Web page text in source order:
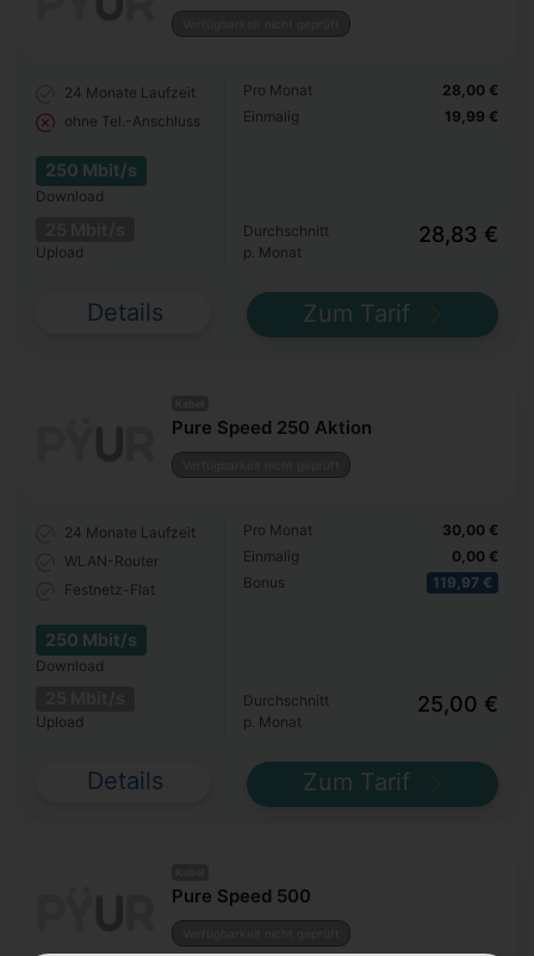
24 Monate Laufzeit
ohne Tel.-Anschluss
250 Mbit/s
Download
Upload
Pro Monat
Einmalig
28,00 €
19,99 €
Durchschnitt
p. Monat
28,83 €
Details Zum Tarif
Pure Speed 250 Aktion
24 Monate Laufzeit
WLAN-Router
Festnetz-Flat
250 Mbit/s
Download
Upload
Pro Monat
Einmalig
Bonus
30,00 €
0,00 €
119,97 €
Durchschnitt
p. Monat
25,00 €
Details Zum Tarif
Pure Speed 500